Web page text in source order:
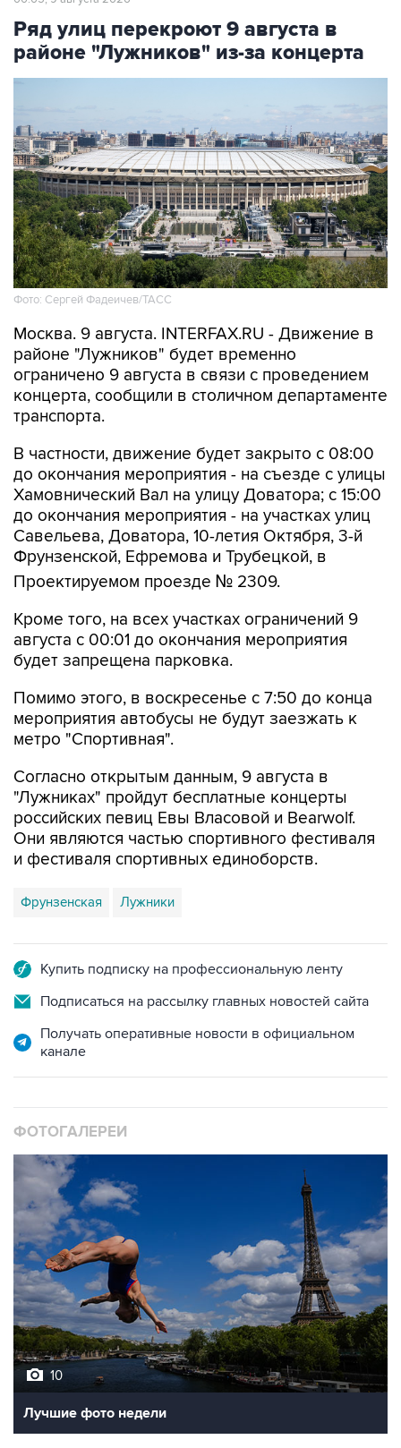
Ряд улиц перекроют 9 августа в
районе "Лужников" из-за концерта
Фото: Сергей Фадеичев/ТАСС
Москва. 9 августа. INTERFAX.RU - Движение в
районе "Лужников" будет временно
ограничено 9 августа в связи с проведением
концерта, сообщили в столичном департаменте
транспорта.
В частности, движение будет закрыто с 08:00
до окончания мероприятия - на съезде с улицы
Хамовнический Вал на улицу Доватора; с 15:00
до окончания мероприятия - на участках улиц
Савельева, Доватора, 10-летия Октября, 3-й
Фрунзенской, Ефремова и Трубецкой, в
Проектируемом проезде № 2309.
Кроме того, на всех участках ограничений 9
августа с 00:01 до окончания мероприятия
будет запрещена парковка.
Помимо этого, в воскресенье с 7:50 до конца
мероприятия автобусы не будут заезжать к
метро "Спортивная".
Согласно открытым данным, 9 августа в
"Лужниках" пройдут бесплатные концерты
российских певиц Евы Власовой и Bearwolf.
Они являются частью спортивного фестиваля
и фестиваля спортивных единоборств.
Фрунзенская Лужники
Купить подписку на профессиональную ленту
Подписаться на рассылку главных новостей сайта
Получать оперативные новости в официальном
канале
ФОТОГАЛЕРЕИ
10
Лучшие фото недели